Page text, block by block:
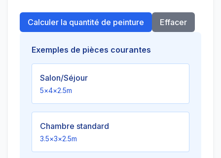
Calculer la quantité de peinture Effacer
Exemples de pièces courantes
Salon/Séjour
5×4×2.5m
Chambre standard
3.5×3×2.5m